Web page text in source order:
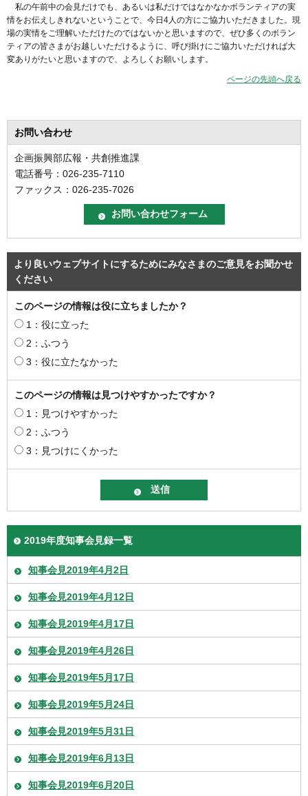
私の午前中の会見だけでも、あるいは私だけではなかなかボランティアの実
情をお伝えしきれないということで、今日4人の方にご協力いただきました。現
場の実情をご理解いただけたのではないかと思いますので、ぜひ多くのボラン
ティアの皆さまがお越しいただけるように、呼び掛けにご協力いただければ大
変ありがたいと思いますので、よろしくお願いします。
ページの先頭へ戻る
お問い合わせ
企画振興部広報・共創推進課
電話番号：026-235-7110
ファックス：026-235-7026
より良いウェブサイトにするためにみなさまのご意見をお聞かせ
ください
このページの情報は役に立ちましたか？
1：役に立った
2：ふつう
3：役に立たなかった
このページの情報は見つけやすかったですか？
1：見つけやすかった
2：ふつう
3：見つけにくかった
2019年度知事会見録一覧
知事会見2019年4月2日
知事会見2019年4月12日
知事会見2019年4月17日
知事会見2019年4月26日
知事会見2019年5月17日
知事会見2019年5月24日
知事会見2019年5月31日
知事会見2019年6月13日
知事会見2019年6月20日